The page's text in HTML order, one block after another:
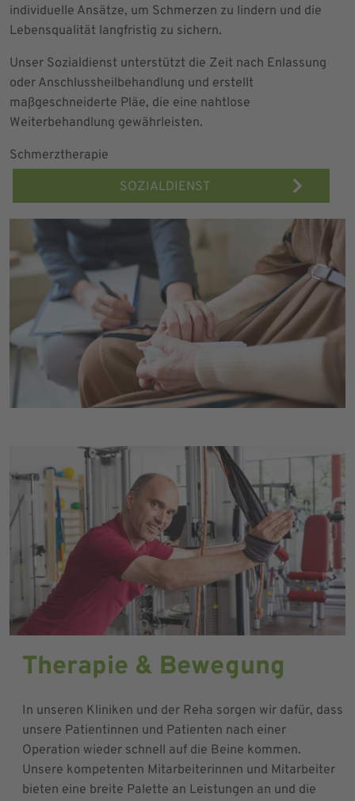
individuelle Ansätze, um Schmerzen zu lindern und die
Lebensqualität langfristig zu sichern.
Unser Sozialdienst unterstützt die Zeit nach Enlassung
oder Anschlussheilbehandlung und erstellt
maßgeschneiderte Pläe, die eine nahtlose
Weiterbehandlung gewährleisten.
Schmerztherapie
SOZIALDIENST
Therapie & Bewegung
In unseren Kliniken und der Reha sorgen wir dafür, dass
unsere Patientinnen und Patienten nach einer
Operation wieder schnell auf die Beine kommen.
Unsere kompetenten Mitarbeiterinnen und Mitarbeiter
bieten eine breite Palette an Leistungen an und die